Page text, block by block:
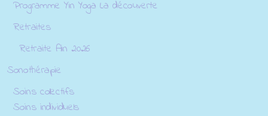
Programme Yin Yoga La découverte
Retraites
Retraite Ain 2026
Sonothérapie
Soins collectifs
Soins individuels